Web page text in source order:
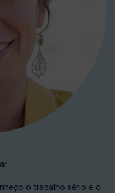
o trabalho sério e o